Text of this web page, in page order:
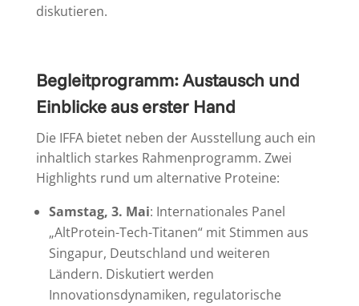
diskutieren.
Begleitprogramm: Austausch und
Einblicke aus erster Hand
Die IFFA bietet neben der Ausstellung auch ein
inhaltlich starkes Rahmenprogramm. Zwei
Highlights rund um alternative Proteine:
Samstag, 3. Mai: Internationales Panel
„AltProtein-Tech-Titanen“ mit Stimmen aus
Singapur, Deutschland und weiteren
Ländern. Diskutiert werden
Innovationsdynamiken, regulatorische